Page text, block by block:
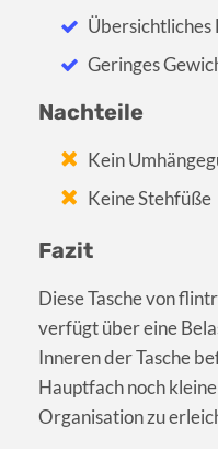
Übersichtliches
Geringes
Nachteile
Kein
Keine Stehfüße
Fazit
Diese Tasche von
verfügt über eine
Inneren der Tasche
Hauptfach noch
Organisation zu